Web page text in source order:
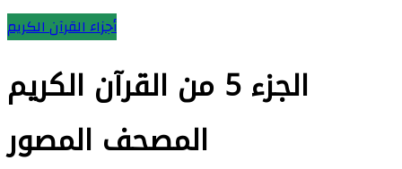
أجزاء القرآن الكريم
الجزء 5 من القرآن الكريم
المصحف المصور